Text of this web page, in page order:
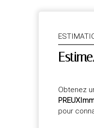
Obtenez
pour